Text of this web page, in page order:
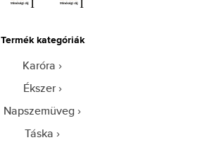
Termék kategóriák
Karóra
Ékszer
Napszemüveg
Táska